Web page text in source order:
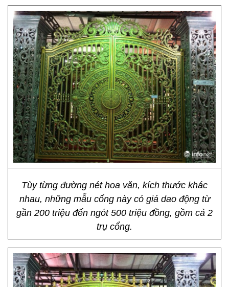
Tùy từng đường nét hoa văn, kích thước khác
nhau, những mẫu cổng này có giá dao động từ
gần 200 triệu đến ngót 500 triệu đồng, gồm cả 2
trụ cổng.